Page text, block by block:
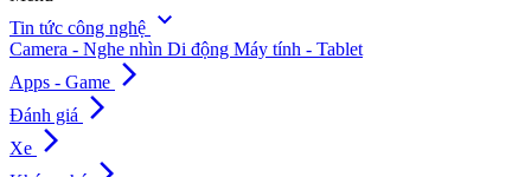
Tin tức công nghệ expand_more
Camera - Nghe nhìn Di động Máy tính - Tablet
Apps - Game arrow_forward_ios
Đánh giá arrow_forward_ios
Xe arrow_forward_ios